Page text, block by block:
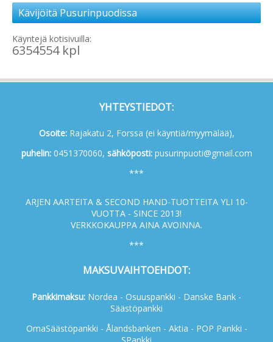
Kävijöitä Pusurinpuodissa
Käyntejä kotisivuilla:
6354554 kpl
YHTEYSTIEDOT:
Osoite:Rajakatu 2, Forssa (ei käyntiä/myymälää),
puhelin:0451370060, sähköposti:pusurinpuoti@gmail.com
***
ARJEN AARTEITA & SECOND HAND-TUOTTEITA YLI 10-
VUOTTA - SINCE 2013!
VERKKOKAUPPA AINA AVOINNA.
***
MAKSUVAIHTOEHDOT:
Pankkimaksu: Nordea - Osuuspankki - Danske Bank -
Säästöpankki
OmaSäästöpankki - Ålandsbanken - Aktia - POP Pankki -